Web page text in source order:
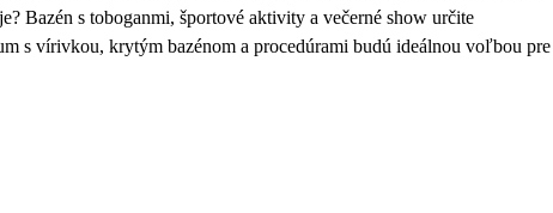
Bazén s toboganmi, športové aktivity a večerné show určite
s vírivkou, krytým bazénom a procedúrami budú ideálnou voľbou pre